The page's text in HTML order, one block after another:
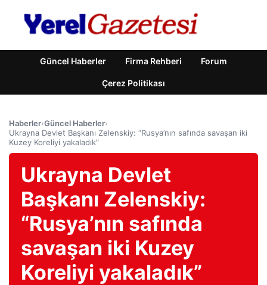
Güncel Haberler Firma Rehberi Forum
Çerez Politikası
Haberler›Güncel Haberler›
Ukrayna Devlet Başkanı Zelenskiy: “Rusya’nın safında savaşan iki
Kuzey Koreliyi yakaladık”
Ukrayna Devlet
Başkanı Zelenskiy:
“Rusya’nın safında
savaşan iki Kuzey
Koreliyi yakaladık”